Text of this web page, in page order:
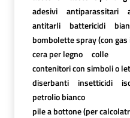
adesivi
antiparassitari
antitarli
battericidi
bombolette spray (con
cera per legno
colle
contenitori con simboli o
diserbanti
insetticidi
petrolio bianco
pile a bottone (per